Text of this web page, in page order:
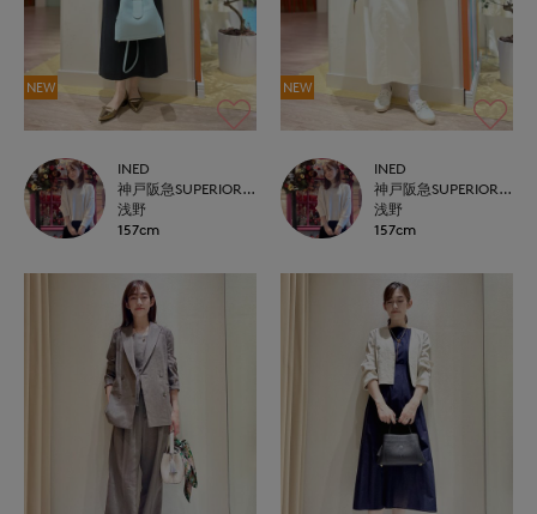
NEW
INED
神戸阪急SUPERIORCLOSET
浅野
157cm
NEW
INED
神戸阪急SUPERIORCLOSET
浅野
157cm